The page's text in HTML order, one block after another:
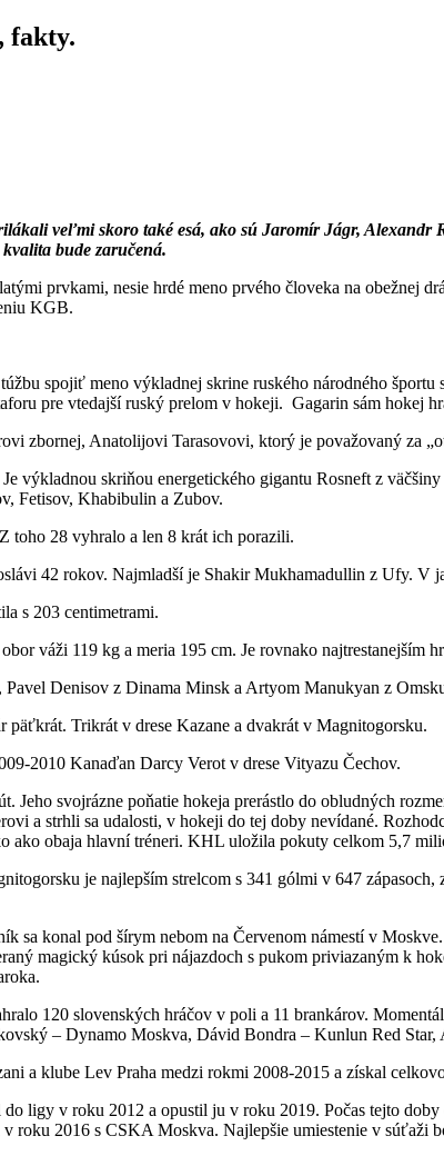
fakty.
veľmi skoro také esá, ako sú Jaromír Jágr, Alexandr
bude zaručená.
prvkami, nesie hrdé meno prvého človeka na obežnej
KGB.
spojiť meno výkladnej skrine ruského národného
pre vtedajší ruský prelom v hokeji. Gagarin sám hokej
zbornej, Anatolijovi Tarasovovi, ktorý je považovaný za
výkladnou skriňou energetického gigantu Rosneft z
Fetisov, Khabibulin a Zubov.
toho 28 vyhralo a len 8 krát ich porazili.
42 rokov. Najmladší je Shakir Mukhamadullin z Ufy. V
s 203 centimetrami.
váži 119 kg a meria 195 cm. Je rovnako najtrestanejším
Denisov z Dinama Minsk a Artyom Manukyan z
Trikrát v drese Kazane a dvakrát v Magnitogorsku.
2010 Kanaďan Darcy Verot v drese Vityazu Čechov.
Jeho svojrázne poňatie hokeja prerástlo do obludných
a strhli sa udalosti, v hokeji do tej doby nevídané.
ako obaja hlavní tréneri. KHL uložila pokuty celkom 5,7
je najlepším strelcom s 341 gólmi v 647 zápasoch,
sa konal pod šírym nebom na Červenom námestí v
magický kúsok pri nájazdoch s pukom priviazaným k
120 slovenských hráčov v poli a 11 brankárov.
– Dynamo Moskva, Dávid Bondra – Kunlun Red Star,
a klube Lev Praha medzi rokmi 2008-2015 a získal
ligy v roku 2012 a opustil ju v roku 2019. Počas tejto
roku 2016 s CSKA Moskva. Najlepšie umiestenie v súťaži